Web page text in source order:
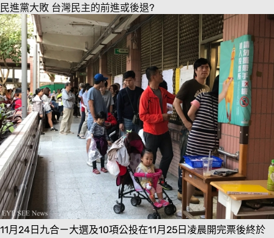
民進黨大敗 台灣民主的前進或後退?
11月24日九合ㄧ大選及10項公投在11月25日凌晨開完票後終於